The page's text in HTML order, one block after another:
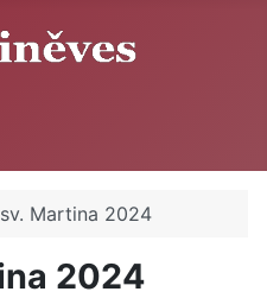
Martina 2024
2024